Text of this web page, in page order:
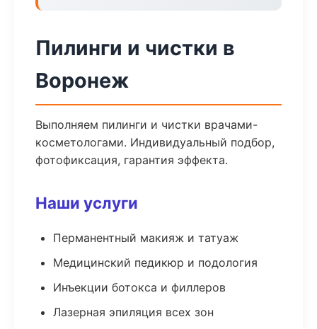
Пилинги и чистки в
Воронеж
Выполняем пилинги и чистки врачами-
косметологами. Индивидуальный подбор,
фотофиксация, гарантия эффекта.
Наши услуги
Перманентный макияж и татуаж
Медицинский педикюр и подология
Инъекции ботокса и филлеров
Лазерная эпиляция всех зон